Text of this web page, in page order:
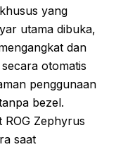
yang
utama dibuka,
dan
otomatis
penggunaan
bezel.
ROG Zephyrus
saat